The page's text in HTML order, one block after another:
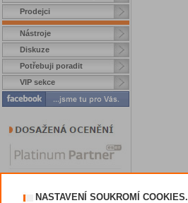
Prodejci
Nástroje
Diskuze
Potřebuji poradit
VIP sekce
NASTAVENÍ SOUKROMÍ COOKIES.